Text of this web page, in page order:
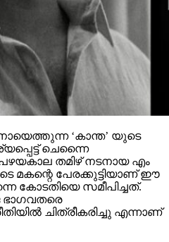
‘കാന്ത’ യുടെ
ചെന്നൈ
തമിഴ് നടനായ എം
മകന്റെ പേരക്കുട്ടിയാണ് ഈ
കോടതിയെ സമീപിച്ചത്.
ഭാഗവതരെ
ചിത്രീകരിച്ചു എന്നാണ്